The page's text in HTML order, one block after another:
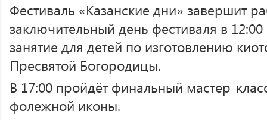
Фестиваль «Казанские дни» завершит
заключительный день фестиваля в 12:00
занятие для детей по изготовлению
Пресвятой Богородицы.
В 17:00 пройдёт финальный мастер-
фолежной иконы.